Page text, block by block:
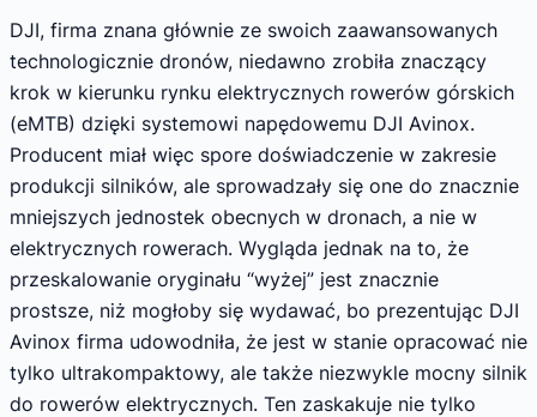
DJI, firma znana głównie ze swoich zaawansowanych
technologicznie dronów, niedawno zrobiła znaczący
krok w kierunku rynku elektrycznych rowerów górskich
(eMTB) dzięki systemowi napędowemu DJI Avinox.
Producent miał więc spore doświadczenie w zakresie
produkcji silników, ale sprowadzały się one do znacznie
mniejszych jednostek obecnych w dronach, a nie w
elektrycznych rowerach. Wygląda jednak na to, że
przeskalowanie oryginału “wyżej” jest znacznie
prostsze, niż mogłoby się wydawać, bo prezentując DJI
Avinox firma udowodniła, że jest w stanie opracować nie
tylko ultrakompaktowy, ale także niezwykle mocny silnik
do rowerów elektrycznych. Ten zaskakuje nie tylko